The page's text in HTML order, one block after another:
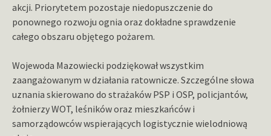
akcji. Priorytetem pozostaje niedopuszczenie do
ponownego rozwoju ognia oraz dokładne sprawdzenie
całego obszaru objętego pożarem.
Wojewoda Mazowiecki podziękował wszystkim
zaangażowanym w działania ratownicze. Szczególne słowa
uznania skierowano do strażaków PSP i OSP, policjantów,
żołnierzy WOT, leśników oraz mieszkańców i
samorządowców wspierających logistycznie wielodniową